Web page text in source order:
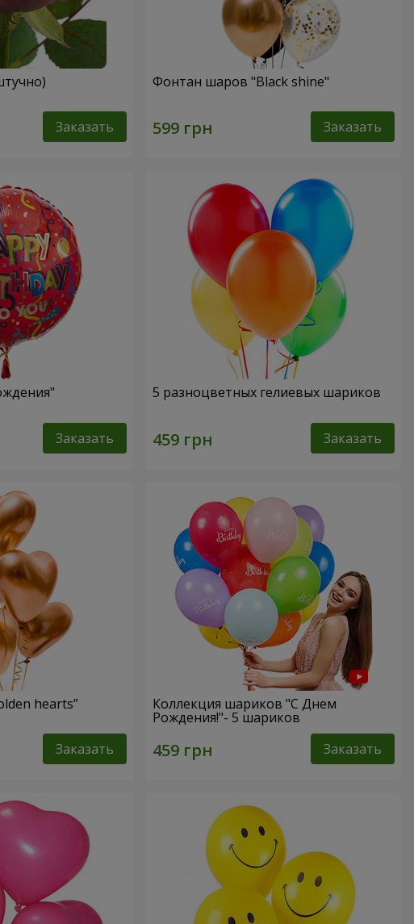
Заказать
Фонтан шаров "Black shine"
Заказать
Заказать
5 разноцветных гелиевых шариков
Заказать
hearts”
Заказать
Коллекция шариков "С Днем
Рождения!"- 5 шариков
Заказать